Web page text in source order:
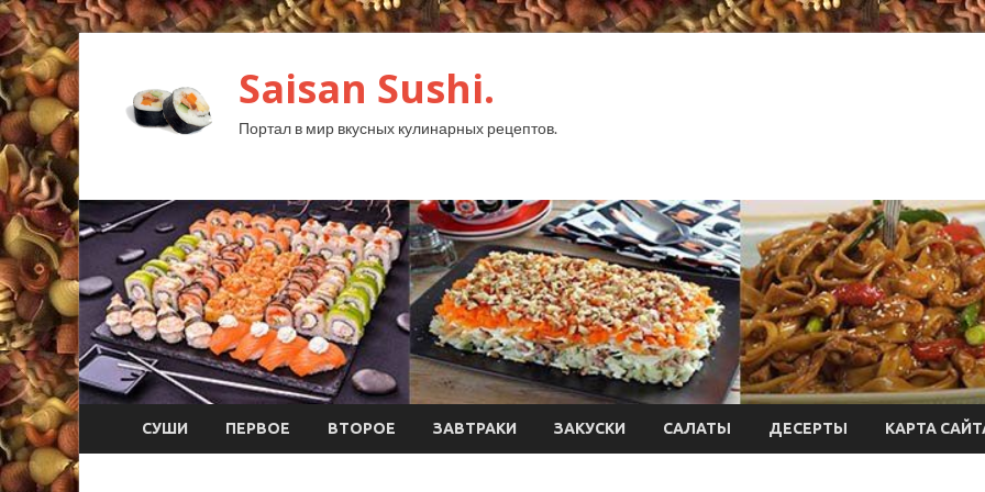
Saisan Sushi.
Портал в мир вкусных кулинарных рецептов.
СУШИ ПЕРВОЕ ВТОРОЕ ЗАВТРАКИ ЗАКУСКИ САЛАТЫ ДЕСЕРТЫ КАРТА